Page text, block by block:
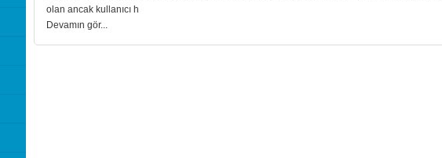
olan ancak kullanıcı h
Devamın gör...